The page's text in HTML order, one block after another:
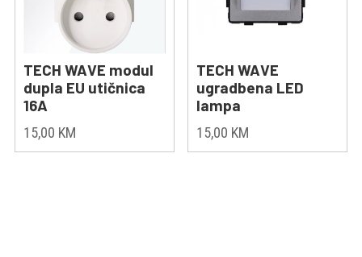
TECH WAVE modul
dupla EU utičnica
16A
15,00 KM
TECH WAVE
ugradbena LED
lampa
15,00 KM